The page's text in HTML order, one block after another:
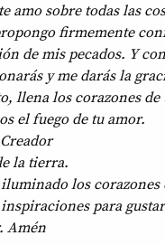
amo sobre todas las
firmemente
de mis pecados. Y
y me darás la
llena los corazones de
el fuego de tu amor.
la tierra.
iluminado los
para
Amén